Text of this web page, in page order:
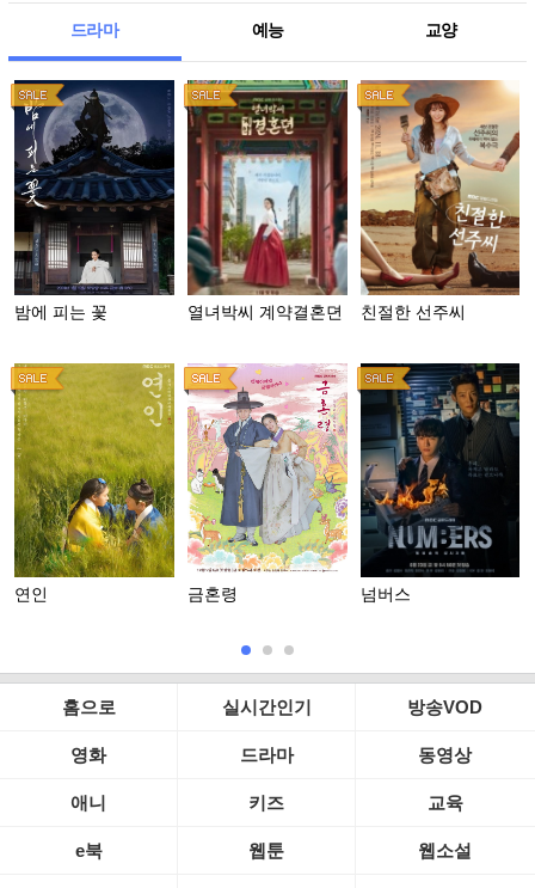
드라마 예능 교양
밤에 피는 꽃 열녀박씨 계약결혼뎐 친절한 선주씨
연인 금혼령 넘버스
홈으로 실시간인기 방송VOD
영화 드라마 동영상
애니 키즈 교육
e북 웹툰 웹소설